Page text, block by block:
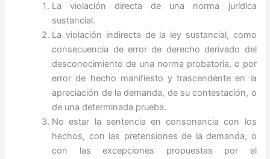
La violación directa de una norma jurídica
sustancial.
La violación indirecta de la ley sustancial, como
consecuencia de error de derecho derivado del
desconocimiento de una norma probatoria, o por
error de hecho manifiesto y trascendente en la
apreciación de la demanda, de su contestación, o
de una determinada prueba.
No estar la sentencia en consonancia con los
hechos, con las pretensiones de la demanda, o
con las excepciones propuestas por el